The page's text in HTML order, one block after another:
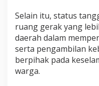
Selain itu, status
ruang gerak yang
daerah dalam
serta pengambilan
berpihak pada
warga.